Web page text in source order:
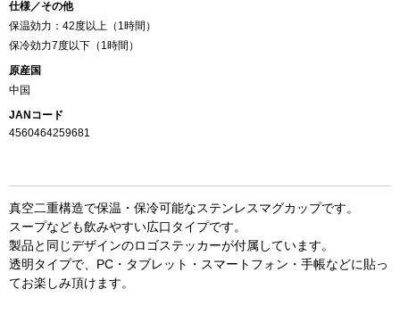
仕様／その他
保温効力：42度以上（1時間）
保冷効力7度以下（1時間）
原産国
中国
JANコード
4560464259681
真空二重構造で保温・保冷可能なステンレスマグカップです。
スープなども飲みやすい広口タイプです。
製品と同じデザインのロゴステッカーが付属しています。
透明タイプで、PC・タブレット・スマートフォン・手帳などに貼っ
てお楽しみ頂けます。